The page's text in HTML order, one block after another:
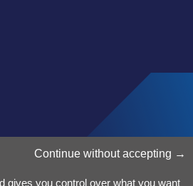
Continue without accepting
gives you control over what you want